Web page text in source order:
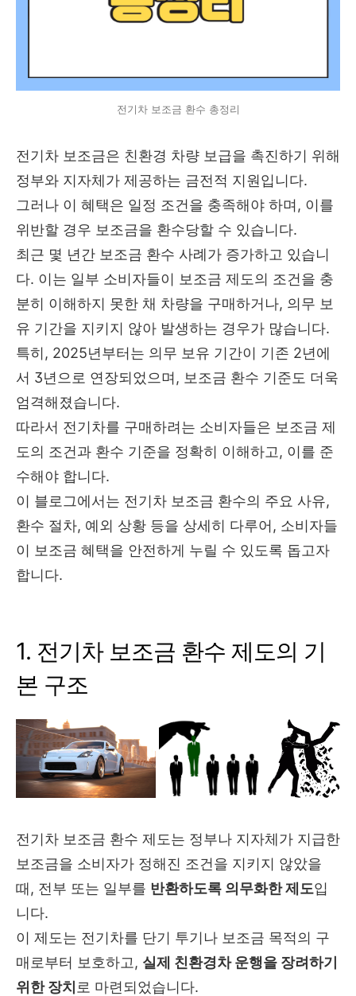
전기차 보조금 환수 총정리
전기차 보조금은 친환경 차량 보급을 촉진하기 위해
정부와 지자체가 제공하는 금전적 지원입니다.
그러나 이 혜택은 일정 조건을 충족해야 하며, 이를
위반할 경우 보조금을 환수당할 수 있습니다.
최근 몇 년간 보조금 환수 사례가 증가하고 있습니
다. 이는 일부 소비자들이 보조금 제도의 조건을 충
분히 이해하지 못한 채 차량을 구매하거나, 의무 보
유 기간을 지키지 않아 발생하는 경우가 많습니다.
특히, 2025년부터는 의무 보유 기간이 기존 2년에
서 3년으로 연장되었으며, 보조금 환수 기준도 더욱
엄격해졌습니다.
따라서 전기차를 구매하려는 소비자들은 보조금 제
도의 조건과 환수 기준을 정확히 이해하고, 이를 준
수해야 합니다.
이 블로그에서는 전기차 보조금 환수의 주요 사유,
환수 절차, 예외 상황 등을 상세히 다루어, 소비자들
이 보조금 혜택을 안전하게 누릴 수 있도록 돕고자
합니다.
1. 전기차 보조금 환수 제도의 기
본 구조
전기차 보조금 환수 제도는 정부나 지자체가 지급한
보조금을 소비자가 정해진 조건을 지키지 않았을
때, 전부 또는 일부를 반환하도록 의무화한 제도입
니다.
이 제도는 전기차를 단기 투기나 보조금 목적의 구
매로부터 보호하고, 실제 친환경차 운행을 장려하기
위한 장치 로 마련되었습니다.